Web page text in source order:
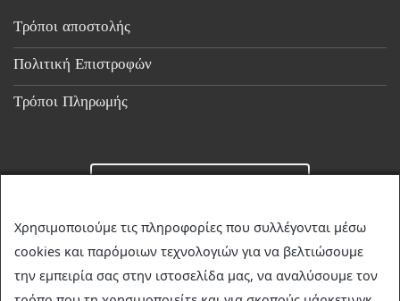
Τρόποι αποστολής
Πολιτική Επιστροφών
Τρόποι Πληρωμής
☎23510 36349
✉discountstore.gr@gmail.com
Χρησιμοποιούμε τις πληροφορίες που συλλέγονται μέσω
cookies και παρόμοιων τεχνολογιών για να βελτιώσουμε
την εμπειρία σας στην ιστοσελίδα μας, να αναλύσουμε τον